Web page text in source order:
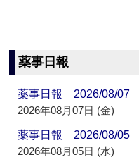
薬事日報
薬事日報 2026/08/07
2026年08月07日 (金)
薬事日報 2026/08/05
2026年08月05日 (水)